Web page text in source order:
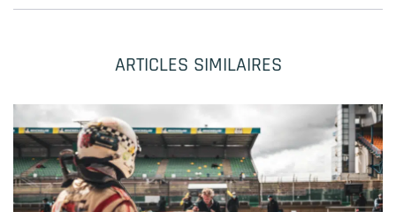
ARTICLES SIMILAIRES